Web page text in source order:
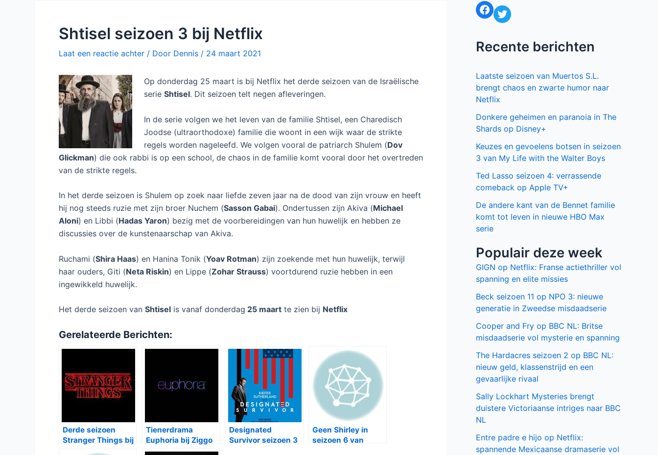
Shtisel seizoen 3 bij Netflix
Laat een reactie achter / Door Dennis / 24 maart 2021
Op donderdag 25 maart is bij Netflix het derde seizoen van de Israëlische
serie Shtisel. Dit seizoen telt negen afleveringen.
In de serie volgen we het leven van de familie Shtisel, een Charedisch
Joodse (ultraorthodoxe) familie die woont in een wijk waar de strikte
regels worden nageleefd. We volgen vooral de patriarch Shulem (Dov
Glickman) die ook rabbi is op een school, de chaos in de familie komt vooral door het overtreden
van de strikte regels.
In het derde seizoen is Shulem op zoek naar liefde zeven jaar na de dood van zijn vrouw en heeft
hij nog steeds ruzie met zijn broer Nuchem (Sasson Gabai). Ondertussen zijn Akiva (Michael
Aloni) en Libbi (Hadas Yaron) bezig met de voorbereidingen van hun huwelijk en hebben ze
discussies over de kunstenaarschap van Akiva.
Ruchami (Shira Haas) en Hanina Tonik (Yoav Rotman) zijn zoekende met hun huwelijk, terwijl
haar ouders, Giti (Neta Riskin) en Lippe (Zohar Strauss) voortdurend ruzie hebben in een
ingewikkeld huwelijk.
Het derde seizoen van Shtisel is vanaf donderdag 25 maart te zien bij Netflix
Gerelateerde Berichten:
Derde seizoen
Stranger Things bij
Tienerdrama
Euphoria bij Ziggo
Designated
Survivor seizoen 3
Geen Shirley in
seizoen 6 van
Facebook Twitter
Recente berichten
Laatste seizoen van Muertos S.L.
brengt chaos en zwarte humor naar
Netflix
Donkere geheimen en paranoia in The
Shards op Disney+
Keuzes en gevoelens botsen in seizoen
3 van My Life with the Walter Boys
Ted Lasso seizoen 4: verrassende
comeback op Apple TV+
De andere kant van de Bennet familie
komt tot leven in nieuwe HBO Max
serie
Populair deze week
GIGN op Netflix: Franse actiethriller vol
spanning en elite missies
Beck seizoen 11 op NPO 3: nieuwe
generatie in Zweedse misdaadserie
Cooper and Fry op BBC NL: Britse
misdaadserie vol mysterie en spanning
The Hardacres seizoen 2 op BBC NL:
nieuw geld, klassenstrijd en een
gevaarlijke rivaal
Sally Lockhart Mysteries brengt
duistere Victoriaanse intriges naar BBC
NL
Entre padre e hijo op Netflix:
spannende Mexicaanse dramaserie vol